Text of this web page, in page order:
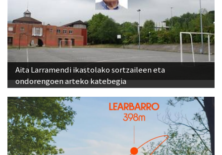
Aita Larramendi ikastolako sortzaileen eta
ondorengoen arteko katebegia